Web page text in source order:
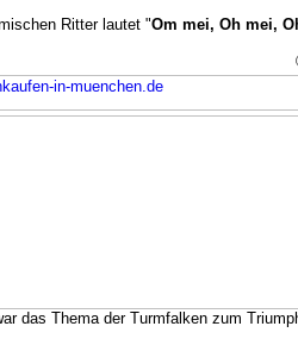
Ritter lautet "Om mei, Oh mei,
das Thema der Turmfalken zum